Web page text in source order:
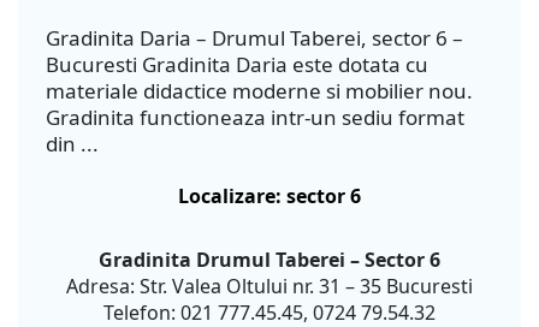
Gradinita Daria – Drumul Taberei, sector 6 –
Bucuresti Gradinita Daria este dotata cu
materiale didactice moderne si mobilier nou.
Gradinita functioneaza intr-un sediu format
din ...
Localizare: sector 6
Gradinita Drumul Taberei – Sector 6
Adresa: Str. Valea Oltului nr. 31 – 35 Bucuresti
Telefon: 021 777.45.45, 0724 79.54.32